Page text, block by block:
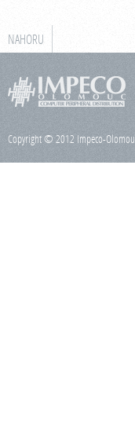
NAHORU
Copyright © 2012 Impeco-